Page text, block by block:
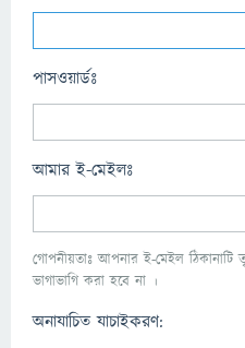
পাসওয়ার্ডঃ
আমার ই-মেইলঃ
গোপনীয়তাঃ আপনার ই-মেইল ঠিকানাটি
ভাগাভাগি করা হবে না ।
অনাযাচিত যাচাইকরণ: